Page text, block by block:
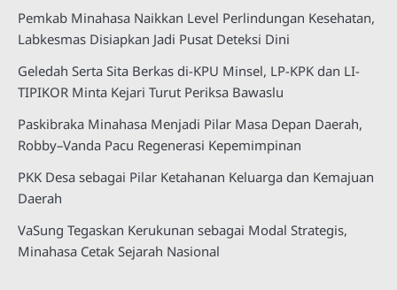
Pemkab Minahasa Naikkan Level Perlindungan Kesehatan,
Labkesmas Disiapkan Jadi Pusat Deteksi Dini
Geledah Serta Sita Berkas di-KPU Minsel, LP-KPK dan LI-
TIPIKOR Minta Kejari Turut Periksa Bawaslu
Paskibraka Minahasa Menjadi Pilar Masa Depan Daerah,
Robby–Vanda Pacu Regenerasi Kepemimpinan
PKK Desa sebagai Pilar Ketahanan Keluarga dan Kemajuan
Daerah
VaSung Tegaskan Kerukunan sebagai Modal Strategis,
Minahasa Cetak Sejarah Nasional